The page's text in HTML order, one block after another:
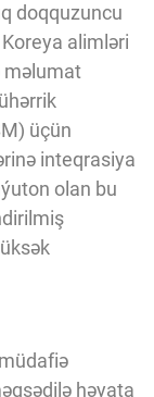
doqquzuncu
Koreya alimləri
məlumat
üçün
inteqrasiya
olan bu
həyata